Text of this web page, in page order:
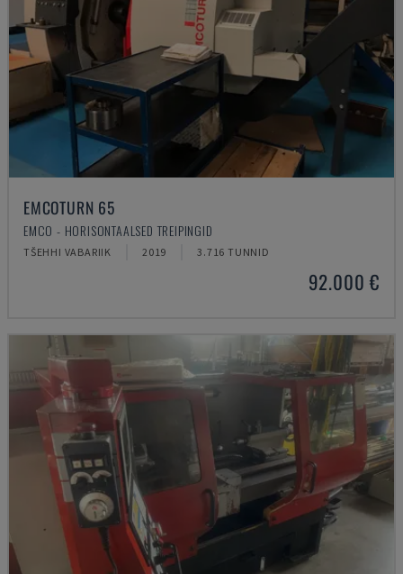
EMCOTURN 65
EMCO - HORISONTAALSED TREIPINGID
TŠEHHI VABARIIK 2019 3.716 TUNNID
92.000 €